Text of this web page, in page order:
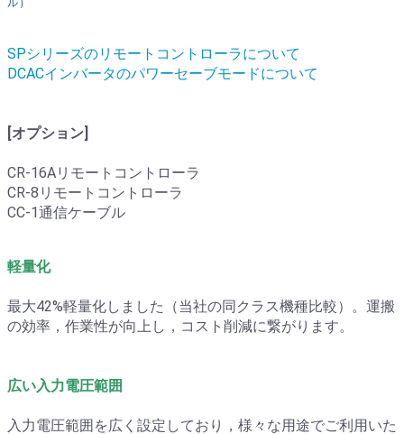
ル）
SPシリーズのリモートコントローラについて
DCACインバータのパワーセーブモードについて
[オプション]
CR-16Aリモートコントローラ
CR-8リモートコントローラ
CC-1通信ケーブル
軽量化
最大42%軽量化しました（当社の同クラス機種比較）。運搬
の効率，作業性が向上し，コスト削減に繋がります。
広い入力電圧範囲
入力電圧範囲を広く設定しており，様々な用途でご利用いた